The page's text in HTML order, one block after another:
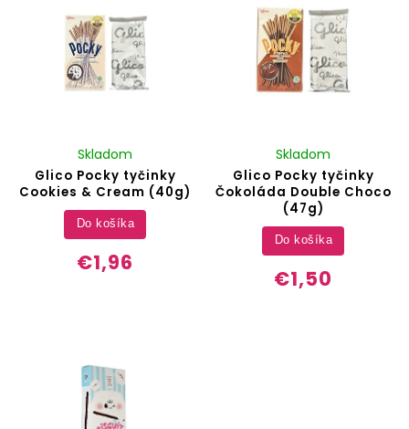
Glico Pocky tyčinky
Cookies & Cream (40g)
Skladom
€1,96
Do košíka
Glico Pocky tyčinky
Čokoláda Double Choco
(47g)
Skladom
€1,50
Do košíka